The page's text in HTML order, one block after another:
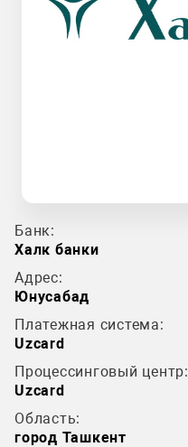
Банк:
Халк банки
Адрес:
Юнусабад
Платежная система:
Uzcard
Процессинговый центр:
Uzcard
Область:
город Ташкент